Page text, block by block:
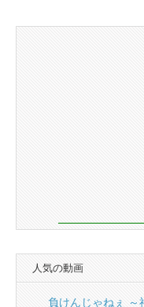
人気の動画
負けんじゃねぇ ～